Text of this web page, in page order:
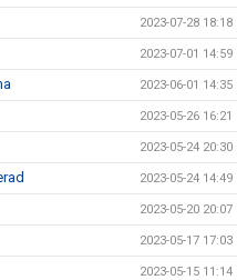
2023-07-28 18:18
2023-07-01 14:59
2023-06-01 14:35
2023-05-26 16:21
2023-05-24 20:30
2023-05-24 14:49
2023-05-20 20:07
2023-05-17 17:03
2023-05-15 11:14